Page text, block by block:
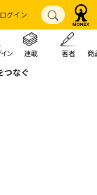
ログイン
ン 連載 著者 商
つなぐ